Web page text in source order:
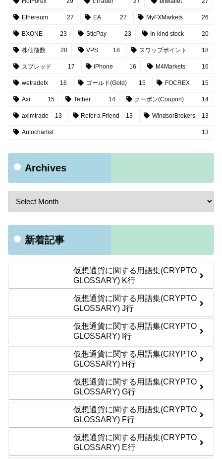
Ethereum 27 EA 27 MyFXMarkets 26
BXONE 23 SticPay 23 In-kind stock 20
株価指数 20 VPS 18 スワップポイント 18
スプレッド 17 iPhone 16 M4Markets 16
wetradefx 16 ゴールド(Gold) 15 FOCREX 15
Axi 15 Tether 14 クーポン(Coupon) 14
aximtrade 13 Refer a Friend 13 WindsorBrokers 13
Autochartist 13
Archives
新着記事
仮想通貨に関する用語集(CRYPTO
GLOSSARY) K行
仮想通貨に関する用語集(CRYPTO
GLOSSARY) J行
仮想通貨に関する用語集(CRYPTO
GLOSSARY) I行
仮想通貨に関する用語集(CRYPTO
GLOSSARY) H行
仮想通貨に関する用語集(CRYPTO
GLOSSARY) G行
仮想通貨に関する用語集(CRYPTO
GLOSSARY) F行
仮想通貨に関する用語集(CRYPTO
GLOSSARY) E行